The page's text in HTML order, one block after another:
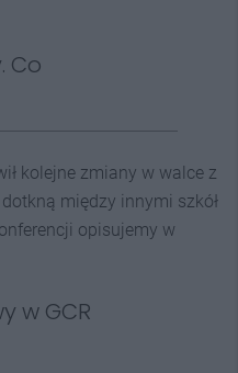
Co
kolejne zmiany w walce z
między innymi szkół
opisujemy w
w GCR